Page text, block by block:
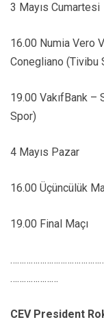
3 Mayıs Cumartesi
16.00 Numia Vero
Conegliano (Tivibu
19.00 VakıfBank –
Spor)
4 Mayıs Pazar
16.00 Üçüncülük
19.00 Final Maçı
…………………
CEV President